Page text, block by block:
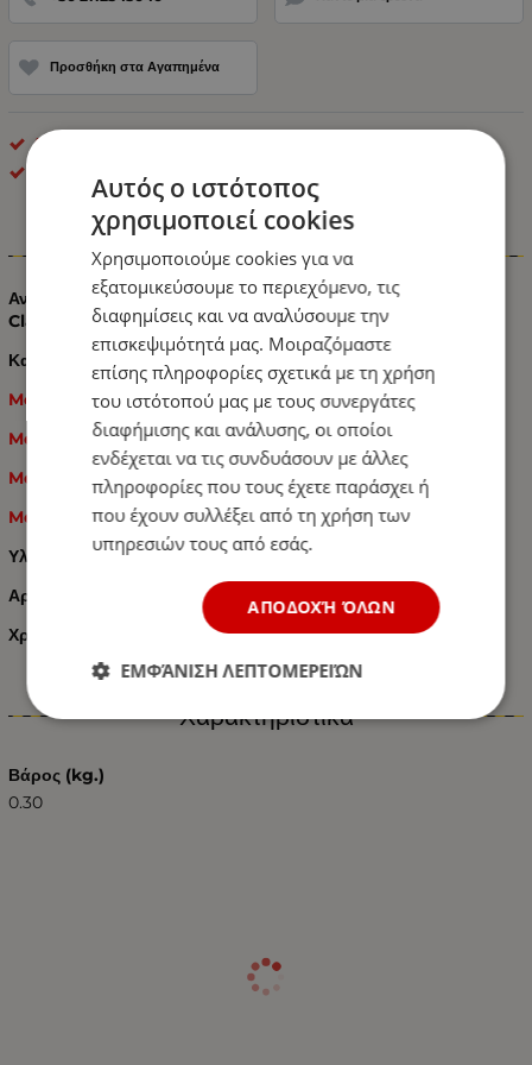
Προσθήκη στα Αγαπημένα
Διακόπτες Αυτοκινήτου - Φορτηγού
Πληροφορίες
Ανταλλακτικό Κουμπί Παραθύρου Αριστερό για Mercedes C
Class W204 S20 / E Class W212 S212 / CLK
Κατάλληλο για τα παρακάτω μοντέλα:
Mercedes C Class W204 S204 / 2007-2014
Mercedes E Class W212 S212 / 2010-2016
Mercedes CLK Class A207 C207 /2010-2017
Mercedes CLK / 2010-2017
Υλικό: Πλαστικό
Αριστερό Κουμπί
Χρώμα: Μαύρο
Χαρακτηριστικά
Βάρος (kg.)
0.30
Αυτός ο ιστότοπος
χρησιμοποιεί cookies
Χρησιμοποιούμε cookies για να
εξατομικεύσουμε το περιεχόμενο, τις
διαφημίσεις και να αναλύσουμε την
επισκεψιμότητά μας. Μοιραζόμαστε
επίσης πληροφορίες σχετικά με τη χρήση
του ιστότοπού μας με τους συνεργάτες
διαφήμισης και ανάλυσης, οι οποίοι
ενδέχεται να τις συνδυάσουν με άλλες
πληροφορίες που τους έχετε παράσχει ή
που έχουν συλλέξει από τη χρήση των
υπηρεσιών τους από εσάς.
ΑΠΟΔΟΧΉ ΌΛΩΝ
ΕΜΦΆΝΙΣΗ ΛΕΠΤΟΜΕΡΕΙΏΝ